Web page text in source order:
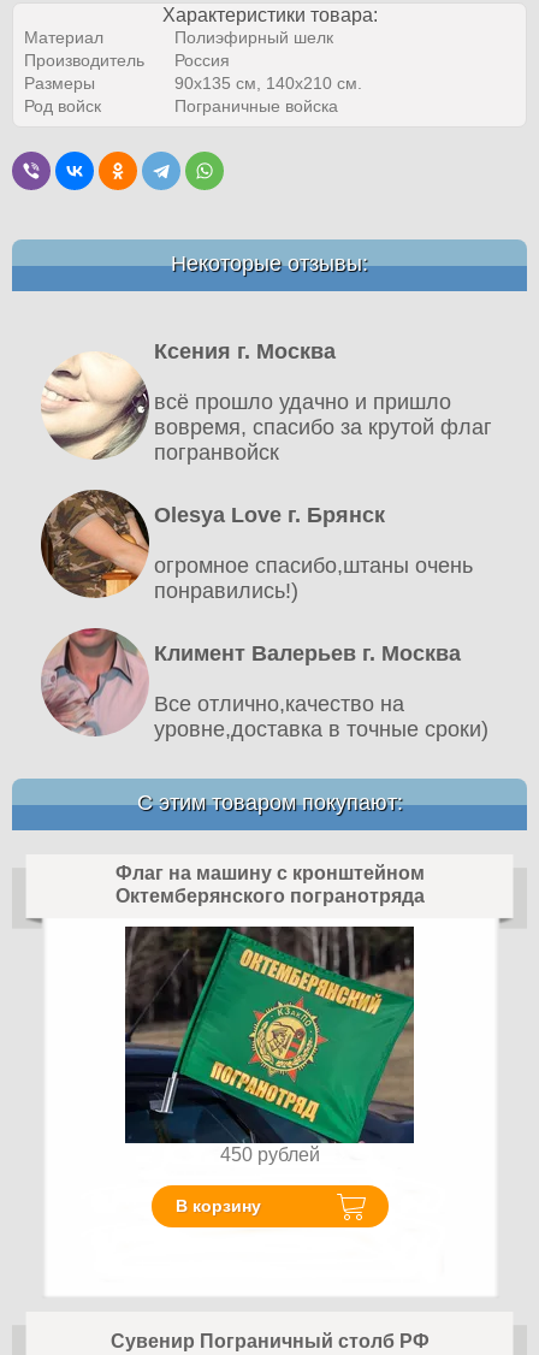
Характеристики товара:
Материал
Полиэфирный шелк
Производитель
Россия
Размеры
90х135 см, 140х210 см.
Род войск
Пограничные войска
Некоторые отзывы:
Ксения г. Москва
всё прошло удачно и пришло
вовремя, спасибо за крутой флаг
погранвойск
Olesya Love г. Брянск
огромное спасибо,штаны очень
понравились!)
Климент Валерьев г. Москва
Все отлично,качество на
уровне,доставка в точные сроки)
С этим товаром покупают:
Флаг на машину с кронштейном
Октемберянского погранотряда
450 рублей
В корзину
Сувенир Пограничный столб РФ